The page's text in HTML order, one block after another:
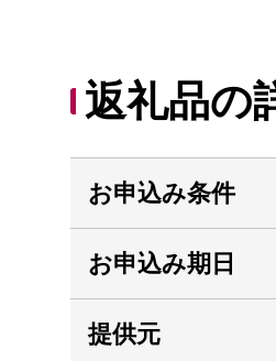
返礼品の
お申込み条件
お申込み期日
提供元